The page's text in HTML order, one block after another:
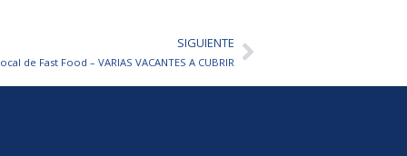
SIGUIENTE
de Fast Food – VARIAS VACANTES A CUBRIRSiguiente